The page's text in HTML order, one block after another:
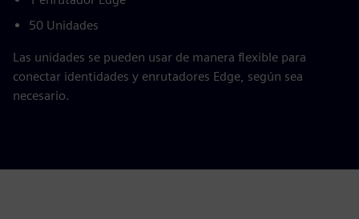
50 Unidades
Las unidades se pueden usar de manera flexible para
conectar identidades y enrutadores Edge, según sea
necesario.